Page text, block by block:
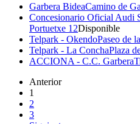
Garbera BideaCamino de
Concesionario Oficial Audi
Portuetxe 12Disponible
Telpark - OkendoPaseo de
Telpark - La ConchaPlaza
ACCIONA - C.C. Garbera
Anterior
1
2
3